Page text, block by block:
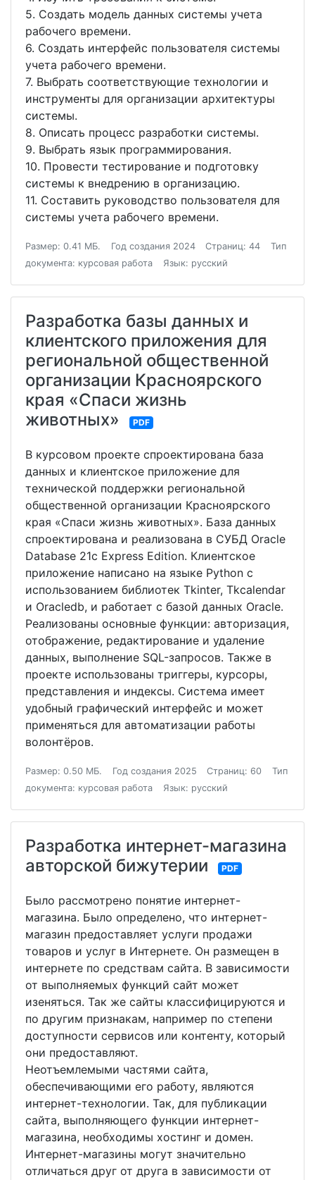
5. Создать модель данных системы учета
рабочего времени.
6. Создать интерфейс пользователя системы
учета рабочего времени.
7. Выбрать соответствующие технологии и
инструменты для организации архитектуры
системы.
8. Описать процесс разработки системы.
9. Выбрать язык программирования.
10. Провести тестирование и подготовку
системы к внедрению в организацию.
11. Составить руководство пользователя для
системы учета рабочего времени.
Размер: 0.41 МБ. Год создания 2024 Страниц: 44
Тип
документа: курсовая работа
Язык: русский
Разработка базы данных и
клиентского приложения для
региональной общественной
организации Красноярского
края «Спаси жизнь
животных»
PDF
В курсовом проекте спроектирована база
данных и клиентское приложение для
технической поддержки региональной
общественной организации Красноярского
края «Спаси жизнь животных». База данных
спроектирована и реализована в СУБД Oracle
Database 21c Express Edition. Клиентское
приложение написано на языке Python с
использованием библиотек Tkinter, Tkcalendar
и Oracledb, и работает с базой данных Oracle.
Реализованы основные функции: авторизация,
отображение, редактирование и удаление
данных, выполнение SQL-запросов. Также в
проекте использованы триггеры, курсоры,
представления и индексы. Система имеет
удобный графический интерфейс и может
применяться для автоматизации работы
волонтёров.
Размер: 0.50 МБ. Год создания 2025 Страниц: 60
Тип
документа: курсовая работа
Язык: русский
Разработка интернет-магазина
авторской бижутерии
PDF
Было рассмотрено понятие интернет-
магазина. Было определено, что интернет-
магазин предоставляет услуги продажи
товаров и услуг в Интернете. Он размещен в
интернете по средствам сайта. В зависимости
от выполняемых функций сайт может
изеняться. Так же сайты классифицируются и
по другим признакам, например по степени
доступности сервисов или контенту, который
они предоставляют.
Неотъемлемыми частями сайта,
обеспечивающими его работу, являются
интернет-технологии. Так, для публикации
сайта, выполняющего функции интернет-
магазина, необходимы хостинг и домен.
Интернет-магазины могут значительно
отличаться друг от друга в зависимости от